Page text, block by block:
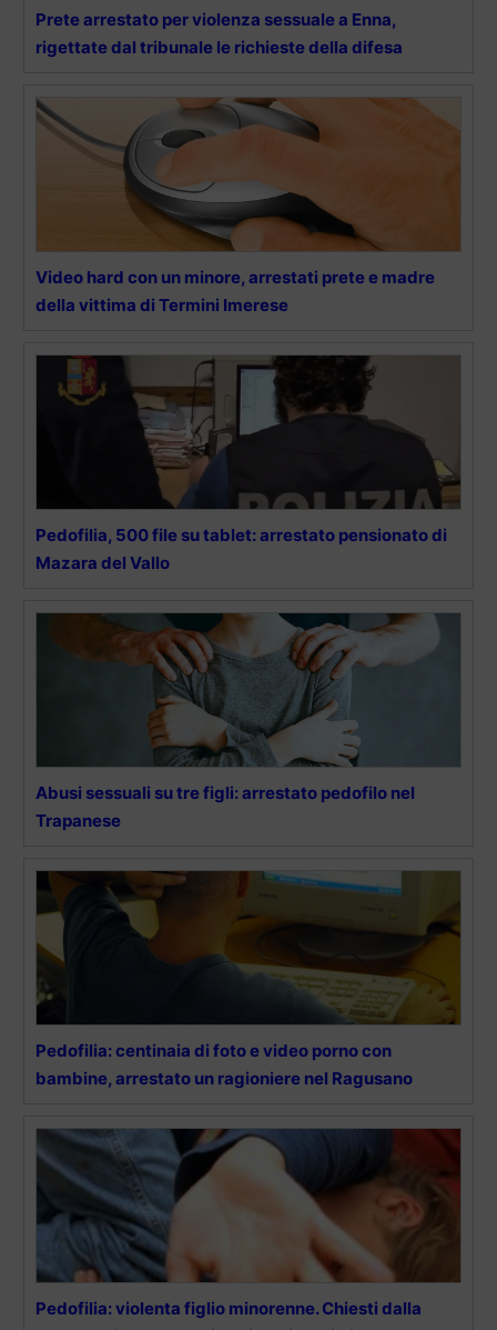
Prete arrestato per violenza sessuale a Enna,
rigettate dal tribunale le richieste della difesa
Video hard con un minore, arrestati prete e madre
della vittima di Termini Imerese
Pedofilia, 500 file su tablet: arrestato pensionato di
Mazara del Vallo
Abusi sessuali su tre figli: arrestato pedofilo nel
Trapanese
Pedofilia: centinaia di foto e video porno con
bambine, arrestato un ragioniere nel Ragusano
Pedofilia: violenta figlio minorenne. Chiesti dalla